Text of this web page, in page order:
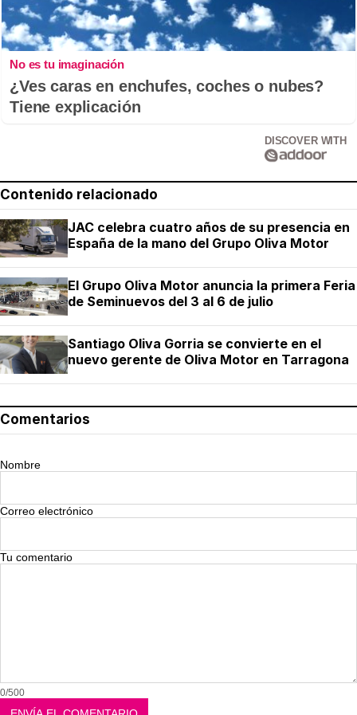
No es tu imaginación
¿Ves caras en enchufes, coches o nubes?
Tiene explicación
DISCOVER WITH
Contenido relacionado
JAC celebra cuatro años de su presencia en
España de la mano del Grupo Oliva Motor
El Grupo Oliva Motor anuncia la primera Feria
de Seminuevos del 3 al 6 de julio
Santiago Oliva Gorria se convierte en el
nuevo gerente de Oliva Motor en Tarragona
Comentarios
Nombre
Correo electrónico
Tu comentario
0/500